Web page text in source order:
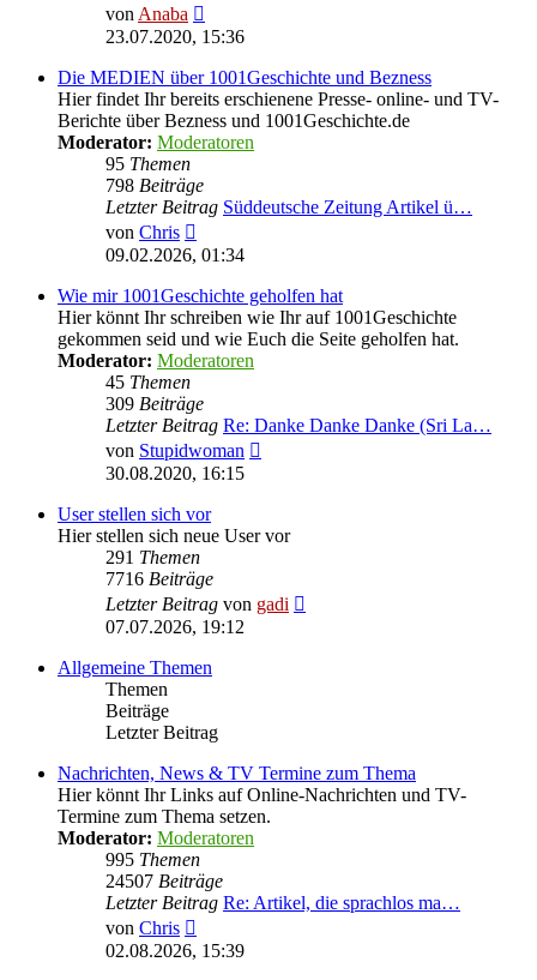
von Anaba
Beitrag
23.07.2020, 15:36
Die MEDIEN über 1001Geschichte und Bezness
Hier findet Ihr bereits erschienene Presse- online- und TV-
Berichte über Bezness und 1001Geschichte.de
Moderator: Moderatoren
95 Themen
798 Beiträge
Letzter Beitrag Süddeutsche Zeitung Artikel ü…
von Chris
Beitrag
09.02.2026, 01:34
Wie mir 1001Geschichte geholfen hat
Hier könnt Ihr schreiben wie Ihr auf 1001Geschichte
gekommen seid und wie Euch die Seite geholfen hat.
Moderator: Moderatoren
45 Themen
309 Beiträge
Letzter Beitrag Re: Danke Danke Danke (Sri La…
von Stupidwoman
30.08.2020, 16:15
User stellen sich vor
Hier stellen sich neue User vor
291 Themen
7716 Beiträge
Letzter Beitrag von gadi
07.07.2026, 19:12
Allgemeine Themen
Themen
Beiträge
Letzter Beitrag
Nachrichten, News & TV Termine zum Thema
Hier könnt Ihr Links auf Online-Nachrichten und TV-
Termine zum Thema setzen.
Moderator: Moderatoren
995 Themen
24507 Beiträge
Letzter Beitrag Re: Artikel, die sprachlos ma…
von Chris
Beitrag
02.08.2026, 15:39